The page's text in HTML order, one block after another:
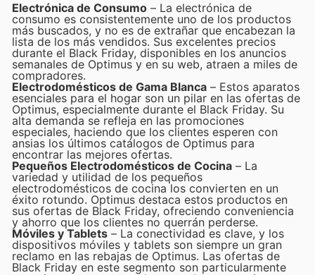
Electrónica de Consumo – La electrónica de
consumo es consistentemente uno de los productos
más buscados, y no es de extrañar que encabezan la
lista de los más vendidos. Sus excelentes precios
durante el Black Friday, disponibles en los anuncios
semanales de Optimus y en su web, atraen a miles de
compradores.
Electrodomésticos de Gama Blanca – Estos aparatos
esenciales para el hogar son un pilar en las ofertas de
Optimus, especialmente durante el Black Friday. Su
alta demanda se refleja en las promociones
especiales, haciendo que los clientes esperen con
ansias los últimos catálogos de Optimus para
encontrar las mejores ofertas.
Pequeños Electrodomésticos de Cocina – La
variedad y utilidad de los pequeños
electrodomésticos de cocina los convierten en un
éxito rotundo. Optimus destaca estos productos en
sus ofertas de Black Friday, ofreciendo conveniencia
y ahorro que los clientes no querrán perderse.
Móviles y Tablets – La conectividad es clave, y los
dispositivos móviles y tablets son siempre un gran
reclamo en las rebajas de Optimus. Las ofertas de
Black Friday en este segmento son particularmente